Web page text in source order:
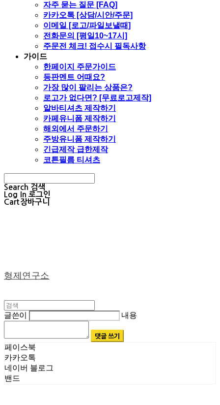
자주 묻는 질문 [FAQ]
카카오톡 [상담/시안/주문]
이메일 [로고/파일보낼때]
전화문의 [평일10~17시]
주문전 체크! 접수시 필독사항
가이드
한페이지 주문가이드
등판멘트 어때요?
가장 많이 팔리는 상품은?
로고가 없다면? [무료로고제작]
알바티셔츠 제작하기
카페유니폼 제작하기
해외에서 주문하기
주방유니폼 제작하기
긴급제작 급한제작
코튼필름 티셔츠
Search 검색
Log In 로그인
Cart장바구니
형제연구소
글쓴이 내용
댓글 쓰기
페이스북
카카오톡
네이버 블로그
밴드